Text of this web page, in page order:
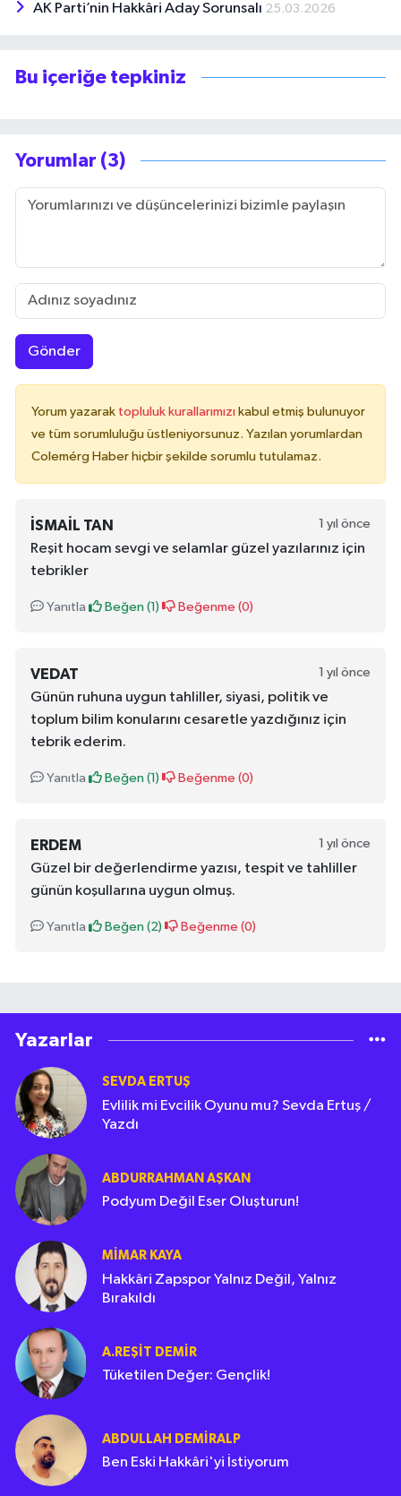
AK Parti’nin Hakkâri Aday Sorunsalı 25.03.2026
Bu içeriğe tepkiniz
Yorumlar (3)
Gönder
Yorum yazarak topluluk kurallarımızı kabul etmiş bulunuyor
ve tüm sorumluluğu üstleniyorsunuz. Yazılan yorumlardan
Colemérg Haber hiçbir şekilde sorumlu tutulamaz.
İSMAIL TAN 1 yıl önce
Reşit hocam sevgi ve selamlar güzel yazılarınız için
tebrikler
Yanıtla Beğen (1 ) Beğenme (0)
VEDAT 1 yıl önce
Günün ruhuna uygun tahliller, siyasi, politik ve
toplum bilim konularını cesaretle yazdığınız için
tebrik ederim.
Yanıtla Beğen (1 ) Beğenme (0)
ERDEM 1 yıl önce
Güzel bir değerlendirme yazısı, tespit ve tahliller
günün koşullarına uygun olmuş.
Yanıtla Beğen (2) Beğenme (0)
Yazarlar
SEVDA ERTUŞ
Evlilik mi Evcilik Oyunu mu? Sevda Ertuş /
Yazdı
ABDURRAHMAN AŞKAN
Podyum Değil Eser Oluşturun!
MIMAR KAYA
Hakkâri Zapspor Yalnız Değil, Yalnız
Bırakıldı
A.REŞIT DEMIR
Tüketilen Değer: Gençlik!
ABDULLAH DEMIRALP
Ben Eski Hakkâri'yi İstiyorum